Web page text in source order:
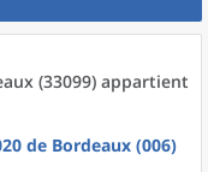
(33099) appartient
de Bordeaux (006)